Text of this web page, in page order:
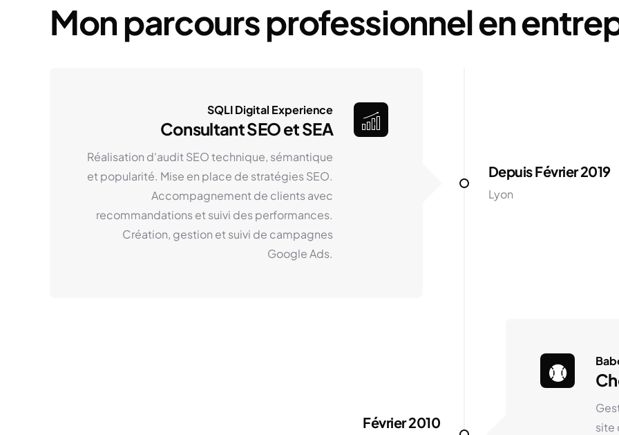
Mon parcours professionnel en
SQLI Digital Experience
Consultant SEO et SEA
Réalisation d'audit SEO technique, sémantique
et popularité. Mise en place de stratégies SEO.
Accompagnement de clients avec
recommandations et suivi des performances.
Création, gestion et suivi de campagnes
Google Ads.
Depuis Février 2019
Lyon
site
Février 2010